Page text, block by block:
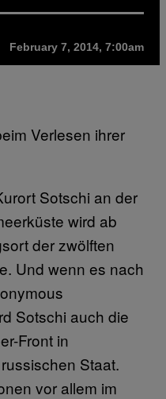
February 7, 2014, 7:00am
Verlesen ihrer
Sotschi an der
wird ab
der zwölften
Und wenn es nach
Sotschi auch die
Front in
Staat.
vor allem im